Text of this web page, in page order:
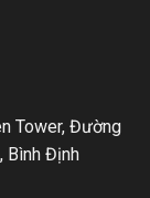
Tower, Đường
Bình Định